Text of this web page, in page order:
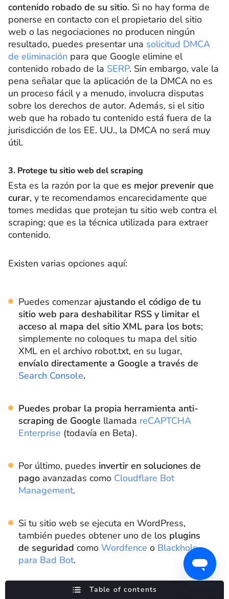
contenido robado de su sitio. Si no hay forma de
ponerse en contacto con el propietario del sitio
web o las negociaciones no producen ningún
resultado, puedes presentar una solicitud DMCA
de eliminación para que Google elimine el
contenido robado de la SERP. Sin embargo, vale la
pena señalar que la aplicación de la DMCA no es
un proceso fácil y a menudo, involucra disputas
sobre los derechos de autor. Además, si el sitio
web que ha robado tu contenido está fuera de la
jurisdicción de los EE. UU., la DMCA no será muy
útil.
3. Protege tu sitio web del scraping
Esta es la razón por la que es mejor prevenir que
curar, y te recomendamos encarecidamente que
tomes medidas que protejan tu sitio web contra el
scraping; que es la técnica utilizada para extraer
contenido.
Existen varias opciones aquí:
Puedes comenzar ajustando el código de tu
sitio web para deshabilitar RSS y limitar el
acceso al mapa del sitio XML para los bots;
simplemente no coloques tu mapa del sitio
XML en el archivo robot.txt, en su lugar,
envíalo directamente a Google a través de
Search Console.
Puedes probar la propia herramienta anti-
scraping de Google llamada reCAPTCHA
Enterprise (todavía en Beta).
Por último, puedes invertir en soluciones de
pago avanzadas como Cloudflare Bot
Management.
Si tu sitio web se ejecuta en WordPress,
también puedes obtener uno de los plugins
de seguridad como Wordfence o Blackhole
para Bad Bot.
Table of contents